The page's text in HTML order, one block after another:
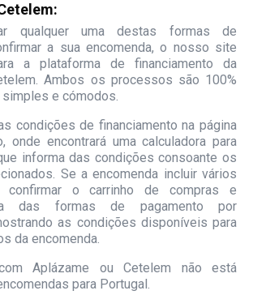
qualquer uma destas formas de
a sua encomenda, o nosso site
a plataforma de financiamento da
Ambos os processos são 100%
e cómodos.
condições de financiamento na página
onde encontrará uma calculadora para
informa das condições consoante os
Se a encomenda incluir vários
confirmar o carrinho de compras e
das formas de pagamento por
as condições disponíveis para
da encomenda.
Aplázame ou Cetelem não está
para Portugal.